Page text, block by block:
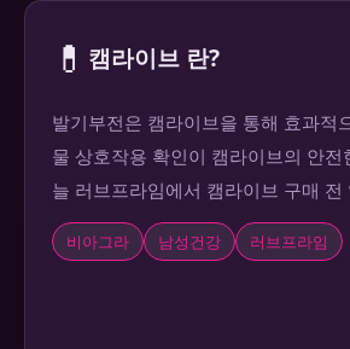
💊 캠라이브 란?
발기부전은 캠라이브을 통해 효과적
물 상호작용 확인이 캠라이브의 안
늘 러브프라임에서 캠라이브 구매
비아그라 남성건강 러브프라임